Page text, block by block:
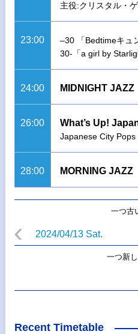
主役:クリスタル・
23:00
–30 「Bedtimeキュ
30-「a girl by
24:00 MIDNIGHT JAZZ
26:00 What’s Up!
Japanese City Pops
28:00 MORNING JAZZ
一つ古
2024/04/13 Sat.
一つ新
Recent Timetable